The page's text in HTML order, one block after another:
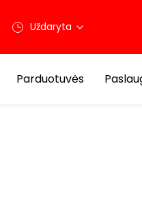
Uždaryta
Parduotuvės